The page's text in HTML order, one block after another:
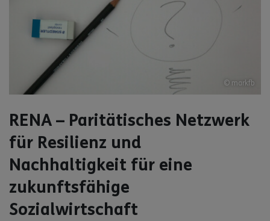
© markfb
RENA – Paritätisches Netzwerk
für Resilienz und
Nachhaltigkeit für eine
zukunftsfähige
Sozialwirtschaft